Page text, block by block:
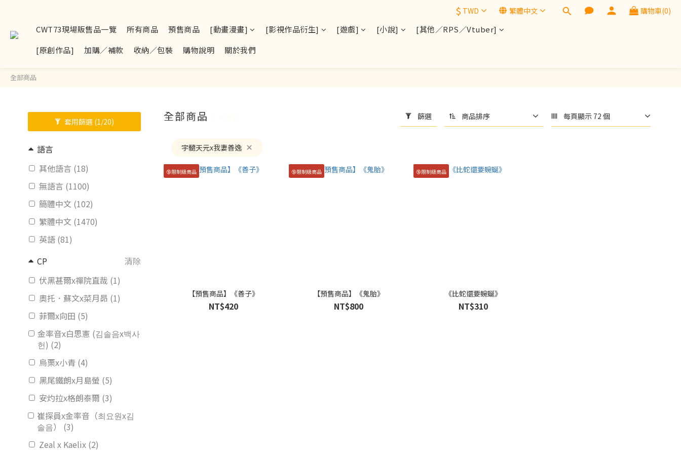
$ TWD 繁體中文 購物車(0)
CWT73現場販售品一覽 所有商品 預售商品 [動畫漫畫] [影視作品衍生] [遊戲] [小說]
[其他／RPS／Vtuber]
[原創作品]
加購／補款 收納／包裝 購物說明 關於我們
全部商品
套用篩選 (1/20)
語言
其他語言 (18)
無語言 (1100)
簡體中文 (102)
繁體中文 (1470)
英語 (81)
CP
清除
伏黑甚爾x禪院直哉 (1)
奧托．蘇文x菜月昴 (1)
菲爾x向田 (5)
金率音x白思憲 (김솔음x백사
헌) (2)
烏栗x小青 (4)
黑尾鐵朗x月島螢 (5)
安灼拉x格朗泰爾 (3)
崔探員x金率音（최요원x김
솔음） (3)
Zeal x Kaelix (2)
全部商品 篩選 商品排序 每頁顯示 72 個
宇髓天元x我妻善逸
🔞限制級商品
【預售商品】《善子》
NT$420
🔞限制級商品
【預售商品】《鬼胎》
NT$800
🔞限制級商品
《比蛇還要蜿蜒》
NT$310